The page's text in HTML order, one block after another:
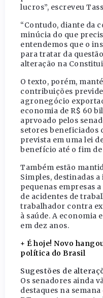
lucros”, escreveu
“Contudo, diante da
minúcia do que
entendemos que o
para tratar da
alteração na
O texto, porém,
contribuições
agronegócio
economia de R$ 60
aprvoado pelos
setores beneficiados
prevista em uma lei
benefício até o fim de
Também estão
Simples, destinadas
pequenas empresas
de acidentes de
trabalhador contra
à saúde. A economia
em dez anos.
+ É hoje! Novo
política do Brasil
Sugestões de
Os senadores ainda
destaques na